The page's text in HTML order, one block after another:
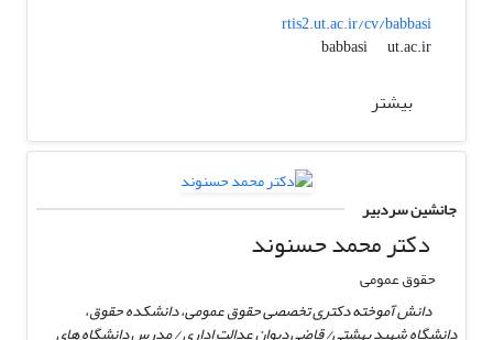
rtis2.ut.ac.ir/cv/babbasi
babbasi
ut.ac.ir
بیشتر
جانشین سردبیر
دکتر محمد حسنوند
حقوق عمومی
دانش آموخته دکتری تخصصی حقوق عمومی، دانشکده حقوق،
دانشگاه شهید بهشتی/ قاضی دیوان عدالت اداری / مدرس دانشگاه های